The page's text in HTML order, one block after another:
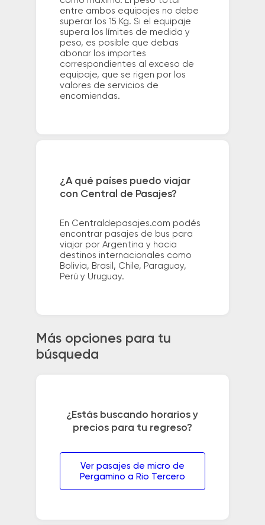
entre ambos equipajes no debe
superar los 15 Kg. Si el equipaje
supera los límites de medida y
peso, es posible que debas
abonar los importes
correspondientes al exceso de
equipaje, que se rigen por los
valores de servicios de
encomiendas.
¿A qué países puedo viajar
con Central de Pasajes?
En Centraldepasajes.com podés
encontrar pasajes de bus para
viajar por Argentina y hacia
destinos internacionales como
Bolivia, Brasil, Chile, Paraguay,
Perú y Uruguay.
Más opciones para tu
búsqueda
¿Estás buscando horarios y
precios para tu regreso?
Ver pasajes de micro de
Pergamino a Rio Tercero